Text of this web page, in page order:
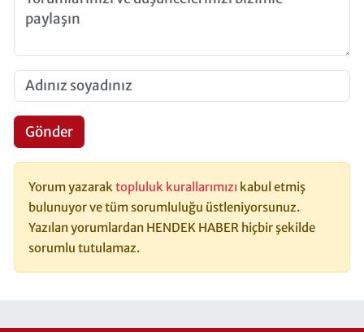
Gönder
Yorum yazaraktopluluk kurallarımızı kabul etmiş
bulunuyor ve tüm sorumluluğu üstleniyorsunuz.
Yazılan yorumlardan HENDEK HABER hiçbir şekilde
sorumlu tutulamaz.